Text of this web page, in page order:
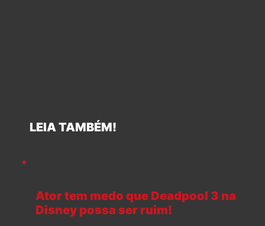
LEIA TAMBÉM!
Ator tem medo que Deadpool 3 na
Disney possa ser ruim!